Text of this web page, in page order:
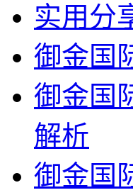
实用分
御金国
御金国
解析
御金国